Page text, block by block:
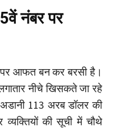
नंबर पर
ऊपर आफत बन कर बरसी है।
नीचे खिसकते जा रहे
113 अरब डॉलर की
की सूची में चौथे